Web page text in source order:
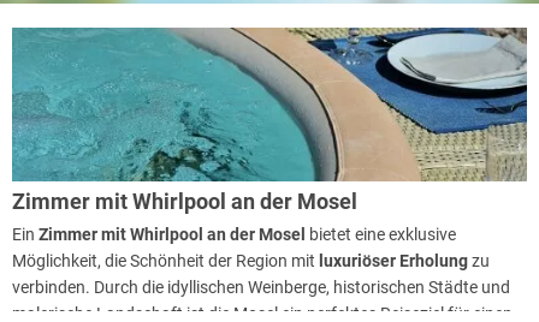
Zimmer mit Whirlpool an der Mosel
Ein Zimmer mit Whirlpool an der Mosel bietet eine exklusive
Möglichkeit, die Schönheit der Region mit luxuriöser Erholungzu
verbinden. Durch die idyllischen Weinberge, historischen Städte und
malerische Landschaft ist die Mosel ein perfektes Reiseziel für einen